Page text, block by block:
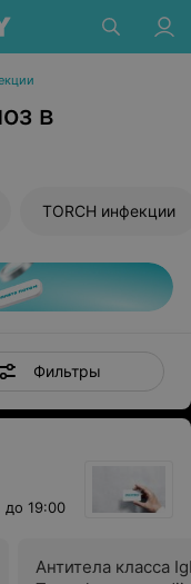
в
TORCH инфекции
Фильтры
до 19:00
Антитела класса